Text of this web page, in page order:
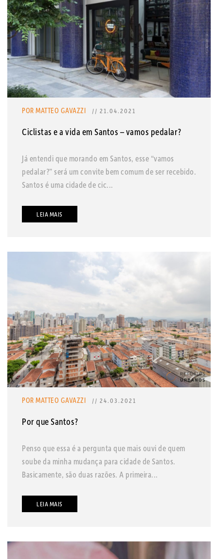
POR MATTEO GAVAZZI // 21.04.2021
Ciclistas e a vida em Santos – vamos pedalar?
Já entendi que morando em Santos, esse “vamos
pedalar?” será um convite bem comum de ser recebido.
Santos é uma cidade de cic...
LEIA MAIS
POR MATTEO GAVAZZI // 24.03.2021
Por que Santos?
Penso que essa é a pergunta que mais ouvi de quem
soube da minha mudança para cidade de Santos.
Basicamente, são duas razões. A primeira...
LEIA MAIS